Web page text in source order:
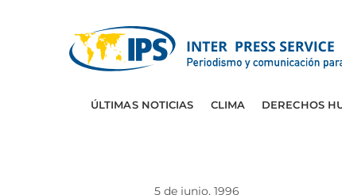
ÚLTIMAS NOTICIAS CLIMA DERECHOS
5 de junio, 1996